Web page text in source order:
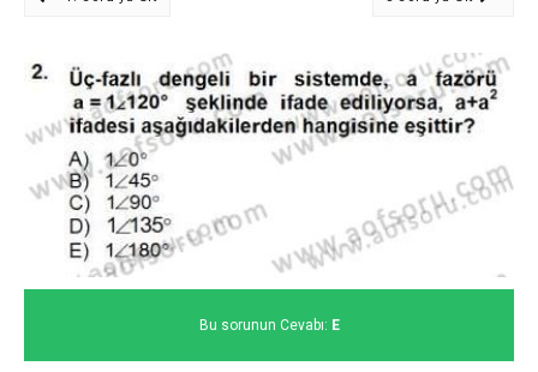
Bu sorunun Cevabı: E